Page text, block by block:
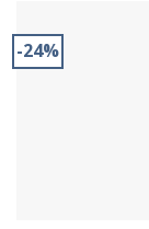
-24%